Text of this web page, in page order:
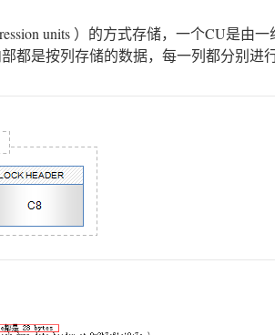
units ）的方式存储，一个CU是由一
都是按列存储的数据，每一列都分别进